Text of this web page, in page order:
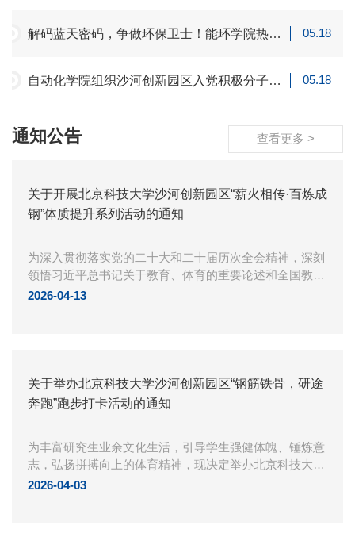
解码蓝天密码，争做环保卫士！能环学院热能
05.18
自动化学院组织沙河创新园区入党积极分子参
05.18
查看更多 >
通知公告
关于开展北京科技大学沙河创新园区“薪火相传·百炼成
钢”体质提升系列活动的通知
为深入贯彻落实党的二十大和二十届历次全会精神，深刻
领悟习近平总书记关于教育、体育的重要论述和全国教育
大会精神，值此北京科技大学建校74周年校庆即将到来之
2026-04-13
关于举办北京科技大学沙河创新园区“钢筋铁骨，研途
奔跑”跑步打卡活动的通知
为丰富研究生业余文化生活，引导学生强健体魄、锤炼意
志，弘扬拼搏向上的体育精神，现决定举办北京科技大学
沙河创新园区“钢筋铁骨，研途奔跑”跑步打卡活动。具体
2026-04-03